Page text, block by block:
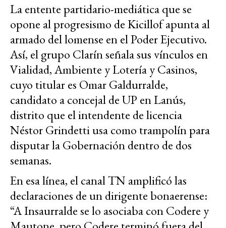
La entente partidario-mediática que se
opone al progresismo de Kicillof apunta al
armado del lomense en el Poder Ejecutivo.
Así, el grupo Clarín señala sus vínculos en
Vialidad, Ambiente y Lotería y Casinos,
cuyo titular es Omar Galdurralde,
candidato a concejal de UP en Lanús,
distrito que el intendente de licencia
Néstor Grindetti usa como trampolín para
disputar la Gobernación dentro de dos
semanas.
En esa línea, el canal TN amplificó las
declaraciones de un dirigente bonaerense:
“A Insaurralde se lo asociaba con Codere y